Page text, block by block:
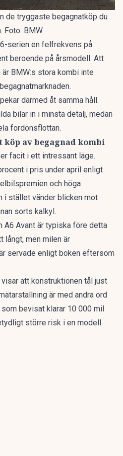
de tryggaste begagnatköp du
Foto: BMW
serien en felfrekvens på
beroende på årsmodell. Att
är BMW:s stora kombi inte
därmed åt samma håll.
bilar in i minsta detalj, medan
fordonsflottan.
av begagnad kombi
facit i ett intressant läge.
i pris under april enligt
och höga
i stället vänder blicken mot
sorts kalkyl.
A6 Avant är typiska före detta
långt, men milen är
servade enligt boken eftersom
att konstruktionen tål just
är med andra ord
bevisat klarar 10 000 mil
större risk i en modell